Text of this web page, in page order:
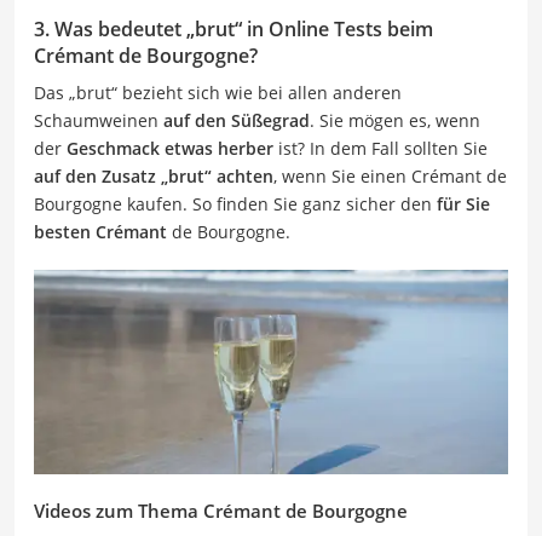
3. Was bedeutet „brut“ in Online Tests beim
Crémant de Bourgogne?
Das „brut“ bezieht sich wie bei allen anderen
Schaumweinen auf den Süßegrad. Sie mögen es, wenn
der Geschmack etwas herber ist? In dem Fall sollten Sie
auf den Zusatz „brut“ achten, wenn Sie einen Crémant de
Bourgogne kaufen. So finden Sie ganz sicher den für Sie
besten Crémant de Bourgogne.
Videos zum Thema Crémant de Bourgogne